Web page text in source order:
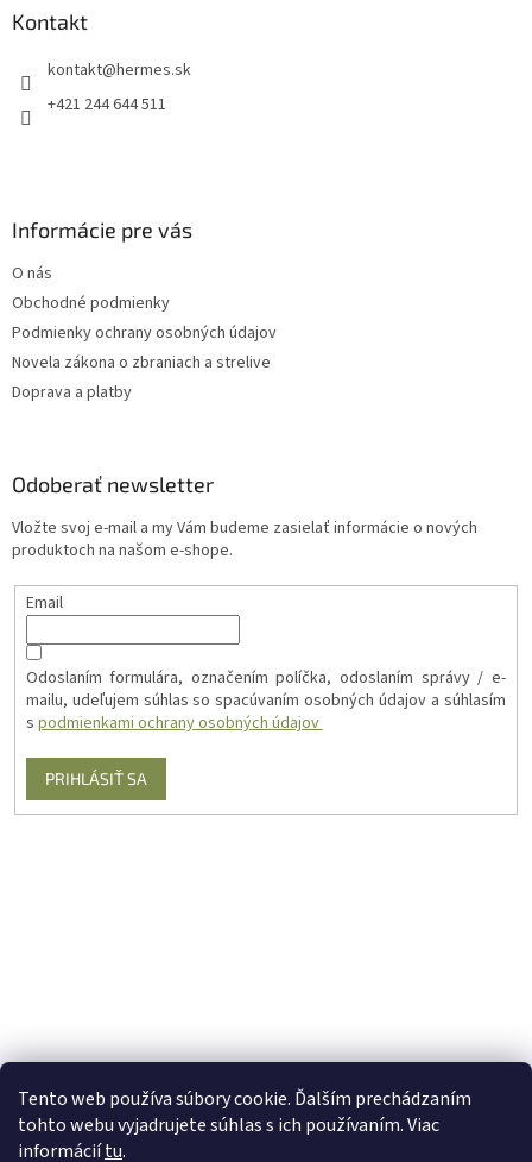
Tento web používa súbory cookie. Ďalším prechádzaním
tohto webu vyjadrujete súhlas s ich používaním. Viac
informáciítu.
Kontakt
kontakt@hermes.sk
+421 244 644 511
Informácie pre vás
O nás
Obchodné podmienky
Podmienky ochrany osobných údajov
Novela zákona o zbraniach a strelive
Doprava a platby
Odoberať newsletter
Vložte svoj e-mail a my Vám budeme zasielať informácie o nových
produktoch na našom e-shope.
Email
Odoslaním formulára, označením políčka, odoslaním správy / e-
mailu, udeľujem súhlas so spacúvaním osobných údajov a súhlasím
s podmienkami ochrany osobných údajov
PRIHLÁSIŤ SA